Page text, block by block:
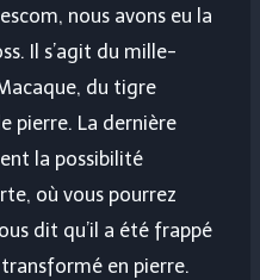
nous avons eu la
Il s’agit du mille-
du tigre
pierre. La dernière
la possibilité
où vous pourrez
dit qu’il a été frappé
en pierre.